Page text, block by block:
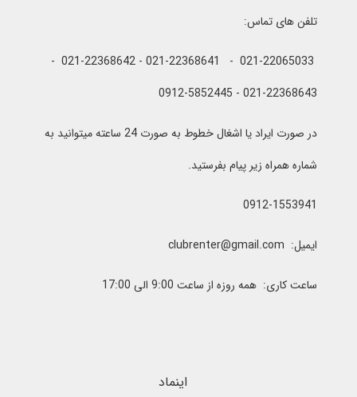
تلفن های تماس:
021-22065033 - 021-22368641 - 021-22368642 -
021-22368643 - 0912-5852445
در صورت ایراد یا اشغال خطوط به صورت 24 ساعته میتوانید به
شماره همراه زیر پیام بفرستید.
0912-1553941
ایمیل: clubrenter@gmail.com
ساعت کاری: همه روزه از ساعت 9:00 الی 17:00
اینماد